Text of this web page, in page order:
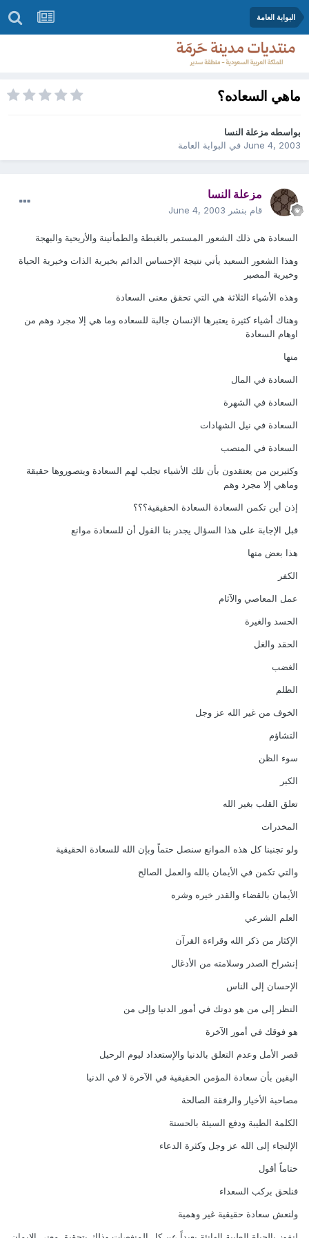
البوابة العامة
ماهي السعاده؟
بواسطه مزعلة النسا
June 4, 2003في البوابة العامة
مزعلة النسا
قام بنشر June 4, 2003
السعادة هي ذلك الشعور المستمر بالغبطة والطمأنينة والأريحية والبهجة
وهذا الشعور السعيد يأتي نتيجة الإحساس الدائم بخيرية الذات وخيرية الحياة
وخيرية المصير
وهذه الأشياء الثلاثة هي التي تحقق معنى السعادة
وهناك أشياء كثيرة يعتبرها الإنسان جالبة للسعاده وما هي إلا مجرد وهم من
اوهام السعادة
منها
السعادة في المال
السعادة في الشهرة
السعادة في نيل الشهادات
السعادة في المنصب
وكثيرين من يعتقدون بأن تلك الأشياء تجلب لهم السعادة ويتصوروها حقيقة
وماهي إلا مجرد وهم
إذن أين تكمن السعادة السعادة الحقيقية؟؟؟
قبل الإجابة على هذا السؤال يجدر بنا القول أن للسعادة موانع
هذا بعض منها
الكفر
عمل المعاصي والآثام
الحسد والغيرة
الحقد والغل
الغضب
الظلم
الخوف من غير الله عز وجل
التشاؤم
سوء الظن
الكبر
تعلق القلب بغير الله
المخدرات
ولو تجنبنا كل هذه الموانع سنصل حتماً وبإن الله للسعادة الحقيقية
والتي تكمن في الأيمان بالله والعمل الصالح
الأيمان بالقضاء والقدر خيره وشره
العلم الشرعي
الإكثار من ذكر الله وقراءة القرآن
إنشراح الصدر وسلامته من الأدغال
الإحسان إلى الناس
النظر إلى من هو دونك في أمور الدنيا وإلى من
هو فوقك في أمور الآخرة
قصر الأمل وعدم التعلق بالدنيا والإستعداد ليوم الرحيل
اليقين بأن سعادة المؤمن الحقيقية في الآخرة لا في الدنيا
مصاحبة الأخيار والرفقة الصالحة
الكلمة الطيبة ودفع السيئة بالحسنة
الإلتجاء إلى الله عز وجل وكثرة الدعاء
ختاماً أقول
فنلحق بركب السعداء
ولنعش سعادة حقيقية غير وهمية